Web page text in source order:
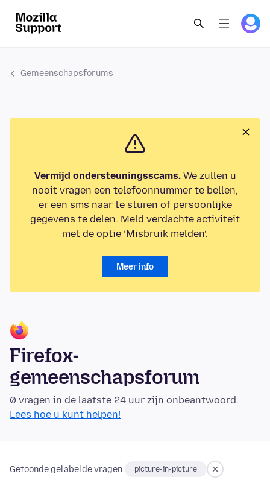
Gemeenschapsforums
Vermijd ondersteuningsscams.We zullen u
nooit vragen een telefoonnummer te bellen,
er een sms naar te sturen of persoonlijke
gegevens te delen. Meld verdachte activiteit
met de optie ‘Misbruik melden’.
Meer info
Firefox-
gemeenschapsforum
0 vragen in de laatste 24 uur zijn onbeantwoord.
Lees hoe u kunt helpen!
Getoonde gelabelde vragen: picture-in-picture